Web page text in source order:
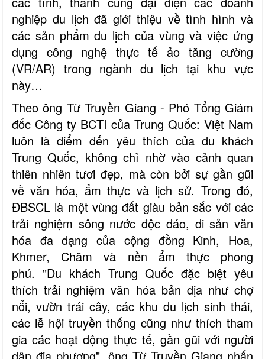
nghiệp du lịch đã giới thiệu về tình hình và
các sản phẩm du lịch của vùng và việc ứng
dụng công nghệ thực tế ảo tăng cường
(VR/AR) trong ngành du lịch tại khu vực
này…
Theo ông Từ Truyền Giang - Phó Tổng Giám
đốc Công ty BCTI của Trung Quốc: Việt Nam
luôn là điểm đến yêu thích của du khách
Trung Quốc, không chỉ nhờ vào cảnh quan
thiên nhiên tươi đẹp, mà còn bởi sự gần gũi
về văn hóa, ẩm thực và lịch sử. Trong đó,
ĐBSCL là một vùng đất giàu bản sắc với các
trải nghiệm sông nước độc đáo, di sản văn
hóa đa dạng của cộng đồng Kinh, Hoa,
Khmer, Chăm và nền ẩm thực phong
phú. "Du khách Trung Quốc đặc biệt yêu
thích trải nghiệm văn hóa bản địa như chợ
nổi, vườn trái cây, các khu du lịch sinh thái,
các lễ hội truyền thống cũng như thích tham
gia các hoạt động thực tế, gần gũi với người